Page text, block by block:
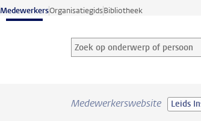
MedewerkersOrganisatiegidsBibliotheek
Zoek op onderwerp of persoon en
Zoekterm
Medewerkerswebsite